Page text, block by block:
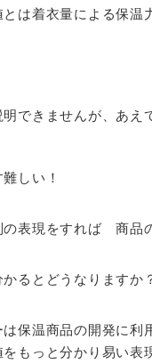
は着衣量による保温
できませんが、あえ
しい！
の表現をすれば 商品
るとどうなりますか
は保温商品の開発に利
をもっと分かり易い表